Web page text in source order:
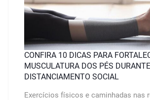
CONFIRA 10 DICAS PARA
MUSCULATURA DOS PÉS
DISTANCIAMENTO SOCIAL
Exercícios físicos e caminhadas nas